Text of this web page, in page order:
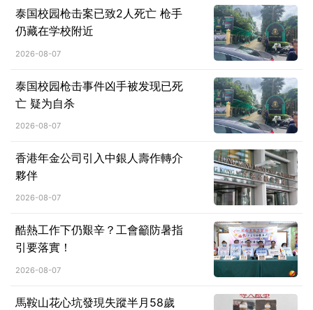
泰国校园枪击案已致2人死亡 枪手
仍藏在学校附近
2026-08-07
泰国校园枪击事件凶手被发现已死
亡 疑为自杀
2026-08-07
香港年金公司引入中銀人壽作轉介
夥伴
2026-08-07
酷熱工作下仍艱辛？工會籲防暑指
引要落實！
2026-08-07
馬鞍山花心坑發現失蹤半月58歲